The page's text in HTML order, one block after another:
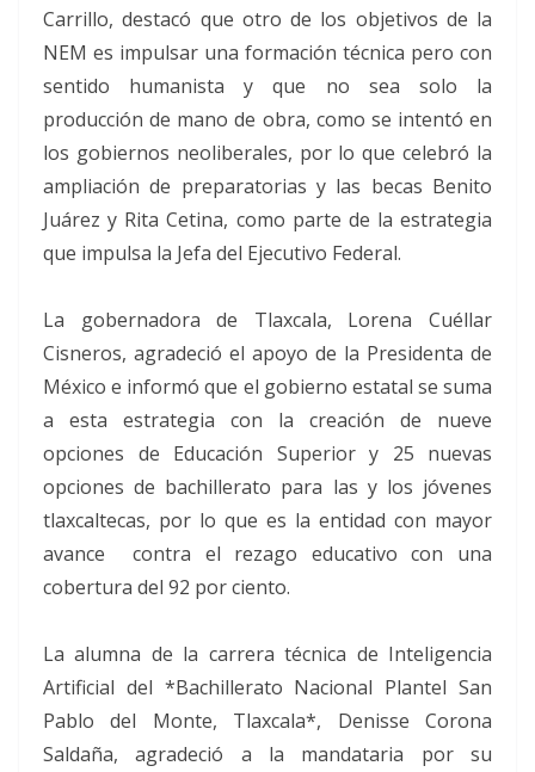
Carrillo, destacó que otro de los objetivos de la
NEM es impulsar una formación técnica pero con
sentido humanista y que no sea solo la
producción de mano de obra, como se intentó en
los gobiernos neoliberales, por lo que celebró la
ampliación de preparatorias y las becas Benito
Juárez y Rita Cetina, como parte de la estrategia
que impulsa la Jefa del Ejecutivo Federal.
La gobernadora de Tlaxcala, Lorena Cuéllar
Cisneros, agradeció el apoyo de la Presidenta de
México e informó que el gobierno estatal se suma
a esta estrategia con la creación de nueve
opciones de Educación Superior y 25 nuevas
opciones de bachillerato para las y los jóvenes
tlaxcaltecas, por lo que es la entidad con mayor
avance contra el rezago educativo con una
cobertura del 92 por ciento.
La alumna de la carrera técnica de Inteligencia
Artificial del *Bachillerato Nacional Plantel San
Pablo del Monte, Tlaxcala*, Denisse Corona
Saldaña, agradeció a la mandataria por su